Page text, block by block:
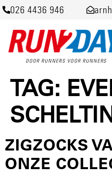
026 4436 946
TAG:
ZIGZOCKS
ONZE